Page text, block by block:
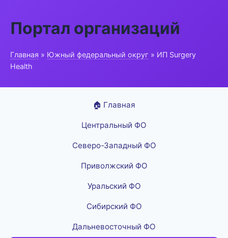
Портал организаций
Главная » Южный федеральный округ » ИП Surgery
Health
🏠 Главная
Центральный ФО
Северо-Западный ФО
Приволжский ФО
Уральский ФО
Сибирский ФО
Дальневосточный ФО